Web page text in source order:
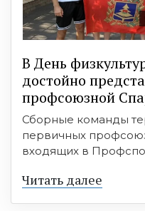
В День
достойно
профсоюзной
Сборные команды
первичных
входящих в
Читать далее